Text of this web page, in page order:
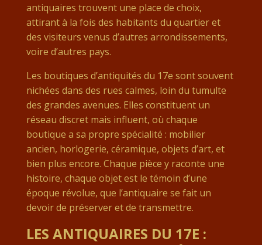
antiquaires trouvent une place de choix,
attirant à la fois des habitants du quartier et
des visiteurs venus d’autres arrondissements,
voire d’autres pays.
Les boutiques d’antiquités du 17e sont souvent
nichées dans des rues calmes, loin du tumulte
des grandes avenues. Elles constituent un
réseau discret mais influent, où chaque
boutique a sa propre spécialité : mobilier
ancien, horlogerie, céramique, objets d’art, et
bien plus encore. Chaque pièce y raconte une
histoire, chaque objet est le témoin d’une
époque révolue, que l’antiquaire se fait un
devoir de préserver et de transmettre.
LES ANTIQUAIRES DU 17E :